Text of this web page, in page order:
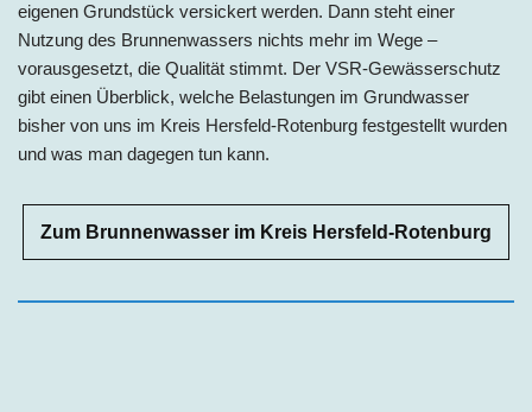
eigenen Grundstück versickert werden. Dann steht einer
Nutzung des Brunnenwassers nichts mehr im Wege –
vorausgesetzt, die Qualität stimmt. Der VSR-Gewässerschutz
gibt einen Überblick, welche Belastungen im Grundwasser
bisher von uns im Kreis Hersfeld-Rotenburg festgestellt wurden
und was man dagegen tun kann.
Zum Brunnenwasser im Kreis Hersfeld-Rotenburg